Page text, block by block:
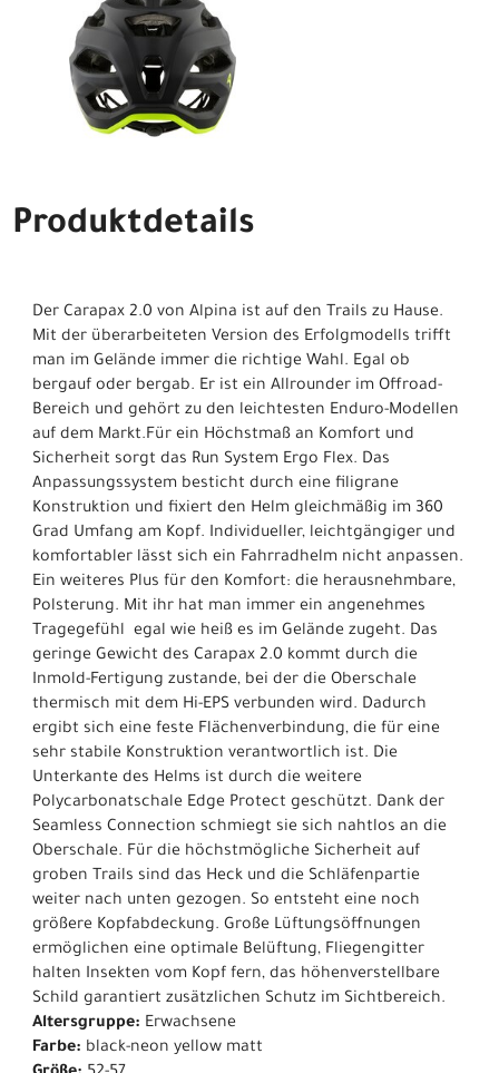
Produktdetails
Der Carapax 2.0 von Alpina ist auf den Trails zu Hause.
Mit der überarbeiteten Version des Erfolgmodells trifft
man im Gelände immer die richtige Wahl. Egal ob
bergauf oder bergab. Er ist ein Allrounder im Offroad-
Bereich und gehört zu den leichtesten Enduro-Modellen
auf dem Markt.Für ein Höchstmaß an Komfort und
Sicherheit sorgt das Run System Ergo Flex. Das
Anpassungssystem besticht durch eine filigrane
Konstruktion und fixiert den Helm gleichmäßig im 360
Grad Umfang am Kopf. Individueller, leichtgängiger und
komfortabler lässt sich ein Fahrradhelm nicht anpassen.
Ein weiteres Plus für den Komfort: die herausnehmbare,
Polsterung. Mit ihr hat man immer ein angenehmes
Tragegefühl  egal wie heiß es im Gelände zugeht. Das
geringe Gewicht des Carapax 2.0 kommt durch die
Inmold-Fertigung zustande, bei der die Oberschale
thermisch mit dem Hi-EPS verbunden wird. Dadurch
ergibt sich eine feste Flächenverbindung, die für eine
sehr stabile Konstruktion verantwortlich ist. Die
Unterkante des Helms ist durch die weitere
Polycarbonatschale Edge Protect geschützt. Dank der
Seamless Connection schmiegt sie sich nahtlos an die
Oberschale. Für die höchstmögliche Sicherheit auf
groben Trails sind das Heck und die Schläfenpartie
weiter nach unten gezogen. So entsteht eine noch
größere Kopfabdeckung. Große Lüftungsöffnungen
ermöglichen eine optimale Belüftung, Fliegengitter
halten Insekten vom Kopf fern, das höhenverstellbare
Schild garantiert zusätzlichen Schutz im Sichtbereich.
Altersgruppe: Erwachsene
Farbe: black-neon yellow matt